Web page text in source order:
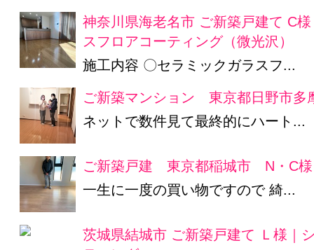
神奈川県海老名市 ご新築戸建て C
スフロアコーティング（微光沢）
施工内容 〇セラミックガラスフ...
ご新築マンション 東京都日野市
ネットで数件見て最終的にハート...
ご新築戸建 東京都稲城市 N・C様
一生に一度の買い物ですので 綺...
茨城県結城市 ご新築戸建て Ｌ様｜